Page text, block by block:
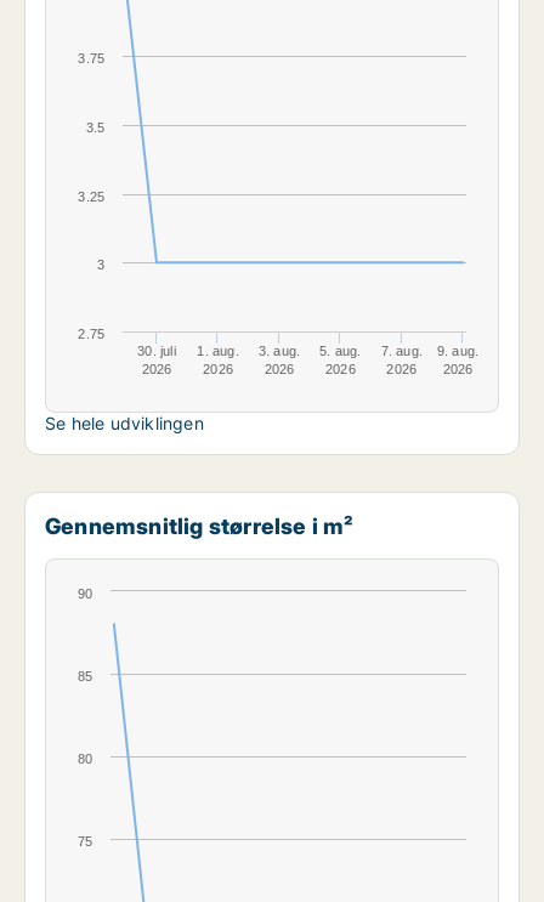
30. juli
2026
1. aug.
2026
3. aug.
2026
5. aug.
2026
7. aug.
2026
9. aug.
2026
3
2.75
3.25
3.5
3.75
Se hele udviklingen
Gennemsnitlig størrelse i m²
75
80
85
90